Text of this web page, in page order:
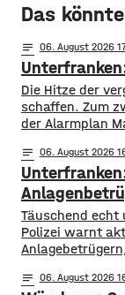
Das
notes 06. August 2026
Die Hitze der
schaffen. Zum
der Alarmplan
mainabwärts
aktuell mit dem
Probleme,
notes 06. August 2026
​​Täuschend
Polizei warnt
Menschen aus
notes 06. August 2026